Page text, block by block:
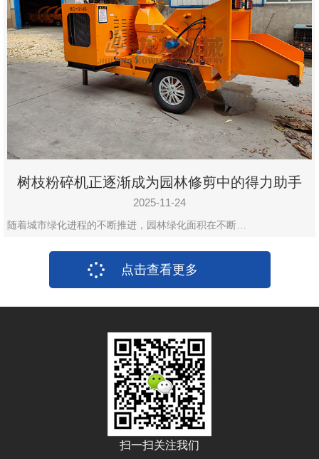
树枝粉碎机正逐渐成为园林修剪中的得力助手
2025-11-24
随着城市绿化进程的不断推进，园林绿化面积在不断…
点击查看更多
扫一扫关注我们